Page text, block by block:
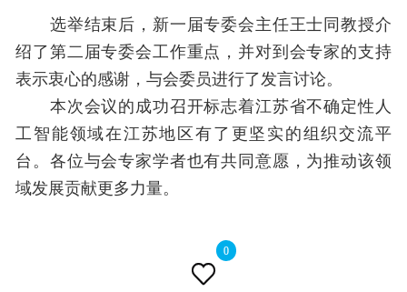

0
选举结束后，新一届专委会主任王士同教授介
绍了第二届专委会工作重点，并对到会专家的支持
表示衷心的感谢，与会委员进行了发言讨论。
本次会议的成功召开标志着江苏省不确定性人
工智能领域在江苏地区有了更坚实的组织交流平
台。各位与会专家学者也有共同意愿，为推动该领
域发展贡献更多力量。